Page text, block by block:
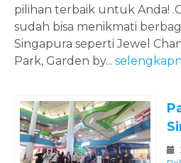
pilihan terbaik untuk Anda!
sudah bisa menikmati
Singapura seperti Jewel
Park, Garden by...